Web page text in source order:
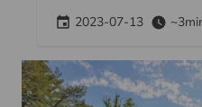
2023-07-13